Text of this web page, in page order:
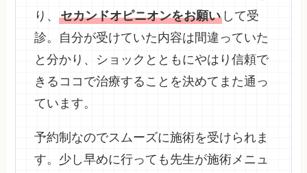
り、セカンドオピニオンをお願い して受
診。自分が受けていた内容は間違っていた
と分かり、ショックとともにやはり信頼で
きるココで治療することを決めてまた通っ
ています。
予約制なのでスムーズに施術を受けられま
す。少し早めに行っても先生が施術メニュ